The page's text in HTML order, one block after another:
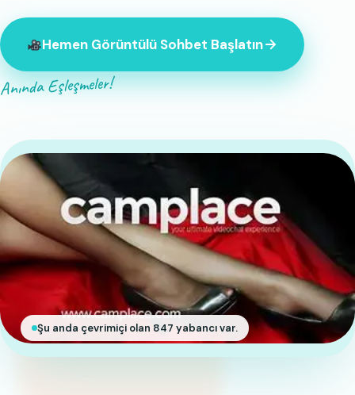
Hemen Görüntülü Sohbet Başlatın
Anında Eşleşmeler!
Şu anda çevrimiçi olan 847 yabancı var.